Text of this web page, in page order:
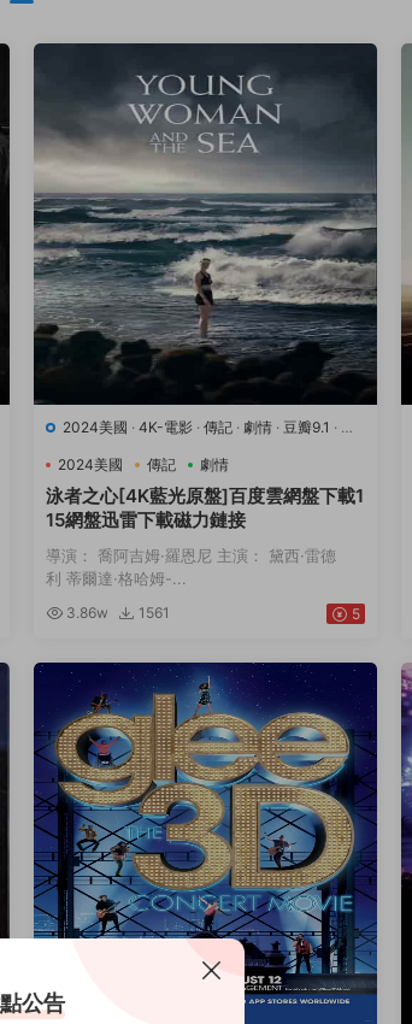
2024美國 · 4K-電影 · 傳記 · 劇情 · 豆瓣9.1 · 運
2024美國
傳記 劇情
泳者之心[4K藍光原盤]百度雲網盤下載1
15網盤迅雷下載磁力鏈接
導演： 喬阿吉姆·羅恩尼 主演： 黛西·雷德
利 蒂爾達·格哈姆-...
3.86w 1561 5
公告